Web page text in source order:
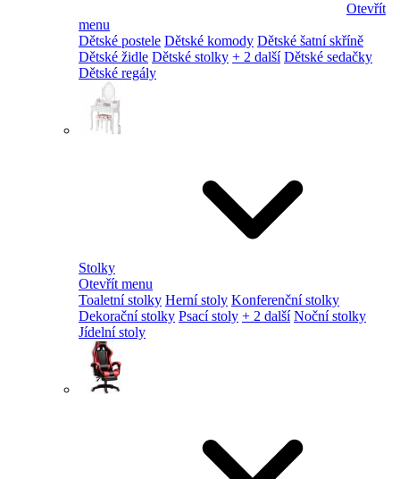
Otevřít
menu
Dětské postele Dětské komody Dětské šatní skříně
Dětské židle Dětské stolky + 2 další Dětské sedačky
Dětské regály
Stolky
Otevřít menu
Toaletní stolky Herní stoly Konferenční stolky
Dekorační stolky Psací stoly + 2 další Noční stolky
Jídelní stoly